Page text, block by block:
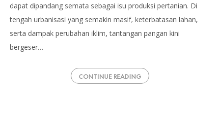
dapat dipandang semata sebagai isu produksi pertanian. Di
tengah urbanisasi yang semakin masif, keterbatasan lahan,
serta dampak perubahan iklim, tantangan pangan kini
bergeser…
CONTINUE READING